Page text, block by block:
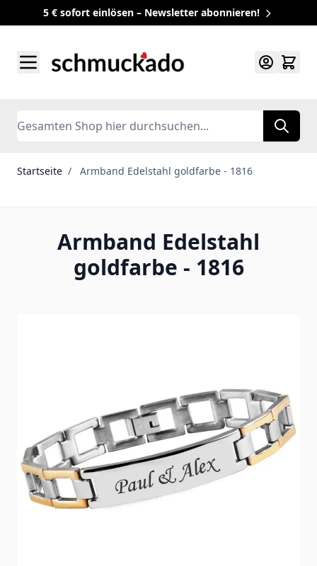
5 € sofort einlösen – Newsletter abonnieren!
Search
Startseite / Armband Edelstahl goldfarbe - 1816
Armband Edelstahl
goldfarbe - 1816